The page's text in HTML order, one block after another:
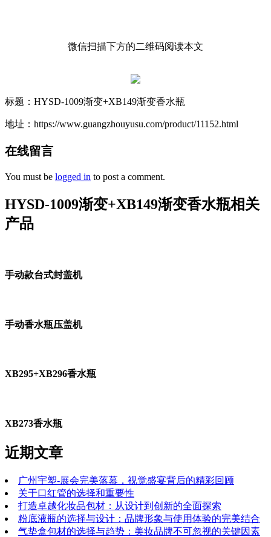
微信扫描下方的二维码阅读本文
标题：HYSD-1009渐变+XB149渐变香水瓶
地址：https://www.guangzhouyusu.com/product/11152.html
在线留言
You must be logged in to post a comment.
HYSD-1009渐变+XB149渐变香水瓶相关
产品
手动款台式封盖机
手动香水瓶压盖机
XB295+XB296香水瓶
XB273香水瓶
近期文章
广州宇塑-展会完美落幕，视觉盛宴背后的精彩回顾
关于口红管的选择和重要性
打造卓越化妆品包材：从设计到创新的全面探索
粉底液瓶的选择与设计：品牌形象与使用体验的完美结合
气垫盒包材的选择与趋势：美妆品牌不可忽视的关键因素